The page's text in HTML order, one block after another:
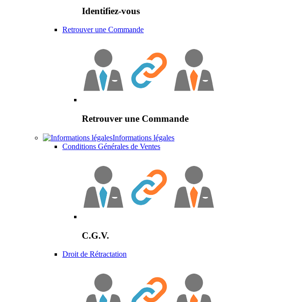
Identifiez-vous
Retrouver une Commande
Retrouver une Commande
Informations légales
Conditions Générales de Ventes
C.G.V.
Droit de Rétractation